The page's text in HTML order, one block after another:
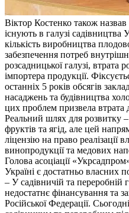
Віктор Костенко також
існують в галузі
кількість виробництва
забезпечення потреб
розсадницької галузі, втрата
імпортера продукції.
останніх 5 років обсягів
насаджень та будівництва
цих проблем призвела втрата
Реальний шлях для розвитку
фруктів та ягід, але цей
ліцензію на право реалізації
винопродукції та медових
Голова асоціації
Україні є достатньо власних
– У садівничій та переробній
недостатнє фінансування та
Російської Федерації.